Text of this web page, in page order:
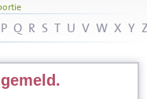
P Q R S T U V W X Y